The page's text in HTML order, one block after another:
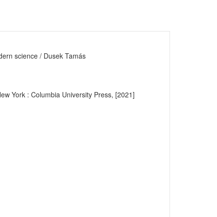
science / Dusek Tamás
York : Columbia University Press, [2021]